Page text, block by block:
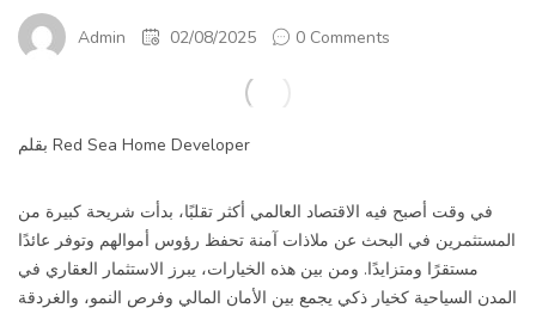
Admin 02/08/2025 0 Comments
بقلم Red Sea Home Developer
في وقت أصبح فيه الاقتصاد العالمي أكثر تقلبًا، بدأت شريحة كبيرة من
المستثمرين في البحث عن ملاذات آمنة تحفظ رؤوس أموالهم وتوفر عائدًا
مستقرًا ومتزايدًا. ومن بين هذه الخيارات، يبرز الاستثمار العقاري في
المدن السياحية كخيار ذكي يجمع بين الأمان المالي وفرص النمو، والغردقة